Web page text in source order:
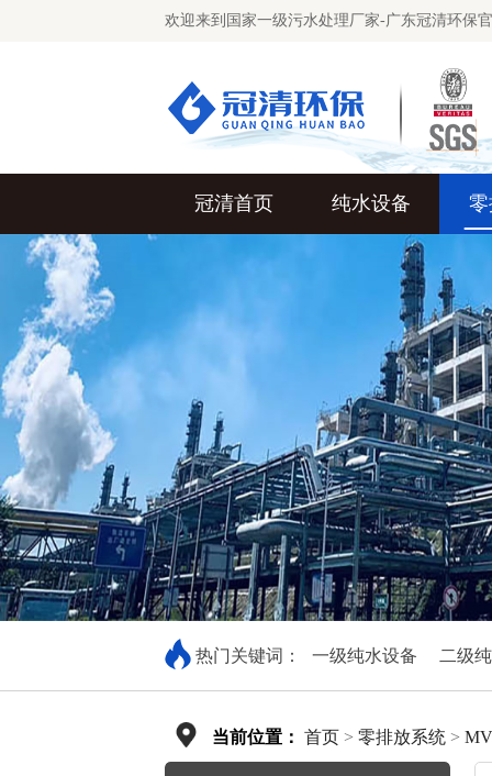
欢迎来到国家一级污水处理厂家-广东冠清环保
冠清首页 纯水设备
热门关键词： 一级纯水设备 二级
当前位置： 首页 > 零排放系统 >